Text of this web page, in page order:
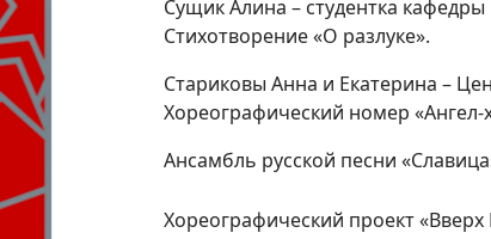
Сущик Алина – студентка
Стихотворение «О разлуке».
Стариковы Анна и Екатерина –
Хореографический номер «Ангел-
Ансамбль русской песни
Хореографический проект